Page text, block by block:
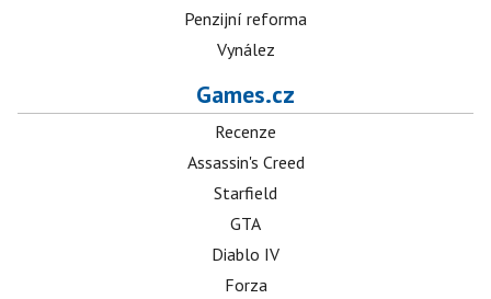
Penzijní reforma
Vynález
Games.cz
Recenze
Assassin's Creed
Starfield
GTA
Diablo IV
Forza